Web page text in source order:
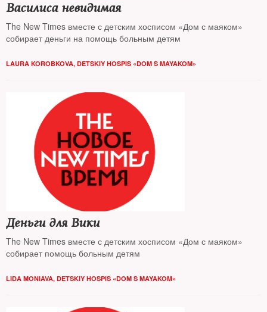
Василиса невидимая
The New Times вместе с детским хосписом «Дом с маяком»
собирает деньги на помощь больным детям
LAURA KOROBKOVA, DETSKIY HOSPIS «DOM S MAYAKOM»
Деньги для Вики
The New Times вместе с детским хосписом «Дом с маяком»
собирает помощь больным детям
LIDA MONIAVA, DETSKIY HOSPIS «DOM S MAYAKOM»